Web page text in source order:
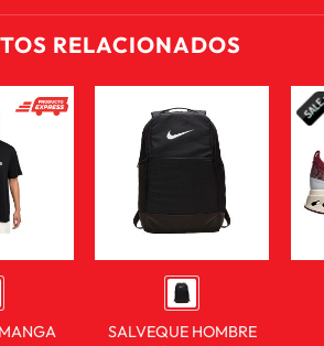
RELACIONADOS
SALVEQUE HOMBRE